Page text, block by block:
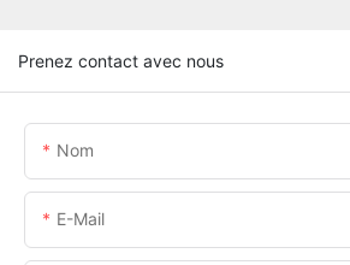
Prenez contact avec nous
Nom
E-Mail